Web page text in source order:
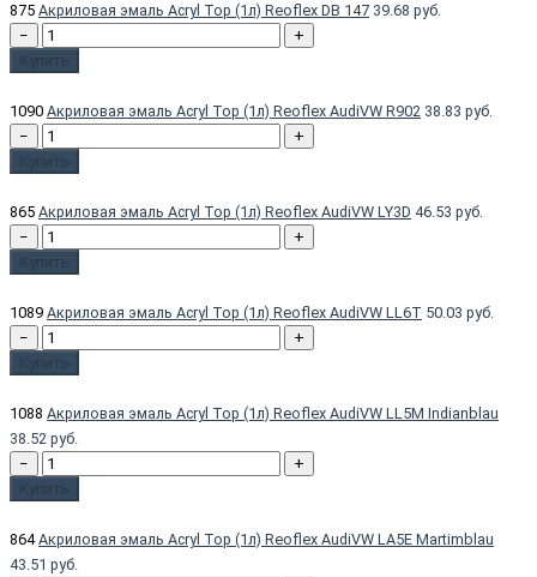
875 Акриловая эмаль Acryl Top (1л) Reoflex DB 147 39.68 руб.
−
+
Купить
1090 Акриловая эмаль Acryl Top (1л) Reoflex AudiVW R902 38.83 руб.
−
+
Купить
865 Акриловая эмаль Acryl Top (1л) Reoflex AudiVW LY3D 46.53 руб.
−
+
Купить
1089 Акриловая эмаль Acryl Top (1л) Reoflex AudiVW LL6T 50.03 руб.
−
+
Купить
1088 Акриловая эмаль Acryl Top (1л) Reoflex AudiVW LL5M Indianblau
38.52 руб.
−
+
Купить
864 Акриловая эмаль Acryl Top (1л) Reoflex AudiVW LA5E Martimblau
43.51 руб.